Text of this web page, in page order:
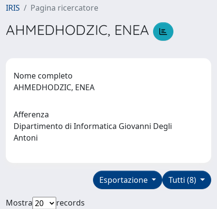
IRIS Pagina ricercatore
AHMEDHODZIC, ENEA
Nome completo
AHMEDHODZIC, ENEA
Afferenza
Dipartimento di Informatica Giovanni Degli
Antoni
Tutti (8)
Esportazione
Mostra
records